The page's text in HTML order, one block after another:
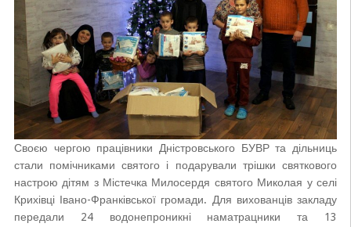
Своєю чергою працівники Дністровського БУВР та дільниць
стали помічниками святого і подарували трішки святкового
настрою дітям з Містечка Милосердя святого Миколая у селі
Крихівці Івано-Франківської громади. Для вихованців закладу
передали 24 водонепроникні наматрацники та 13